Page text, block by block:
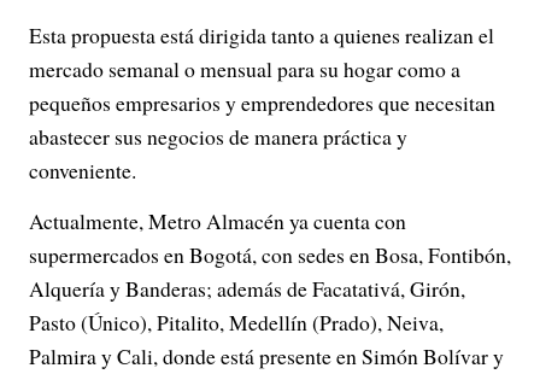
Esta propuesta está dirigida tanto a quienes realizan el
mercado semanal o mensual para su hogar como a
pequeños empresarios y emprendedores que necesitan
abastecer sus negocios de manera práctica y
conveniente.
Actualmente, Metro Almacén ya cuenta con
supermercados en Bogotá, con sedes en Bosa, Fontibón,
Alquería y Banderas; además de Facatativá, Girón,
Pasto (Único), Pitalito, Medellín (Prado), Neiva,
Palmira y Cali, donde está presente en Simón Bolívar y